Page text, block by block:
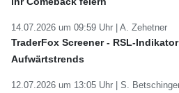
14.07.2026 um 09:59 Uhr | A. Zehetner
TraderFox Screener - RSL-
Aufwärtstrends
12.07.2026 um 13:05 Uhr | S.